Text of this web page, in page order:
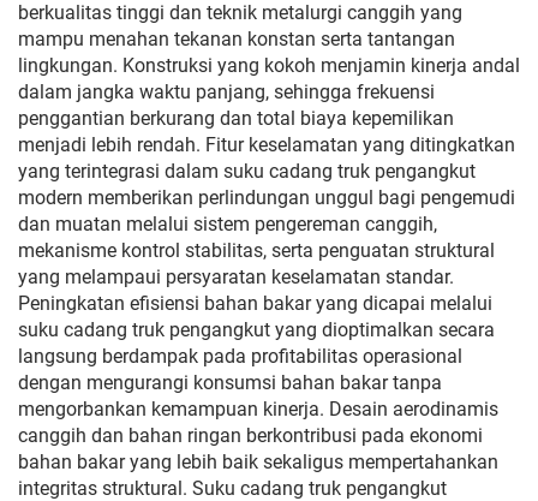
berkualitas tinggi dan teknik metalurgi canggih yang
mampu menahan tekanan konstan serta tantangan
lingkungan. Konstruksi yang kokoh menjamin kinerja andal
dalam jangka waktu panjang, sehingga frekuensi
penggantian berkurang dan total biaya kepemilikan
menjadi lebih rendah. Fitur keselamatan yang ditingkatkan
yang terintegrasi dalam suku cadang truk pengangkut
modern memberikan perlindungan unggul bagi pengemudi
dan muatan melalui sistem pengereman canggih,
mekanisme kontrol stabilitas, serta penguatan struktural
yang melampaui persyaratan keselamatan standar.
Peningkatan efisiensi bahan bakar yang dicapai melalui
suku cadang truk pengangkut yang dioptimalkan secara
langsung berdampak pada profitabilitas operasional
dengan mengurangi konsumsi bahan bakar tanpa
mengorbankan kemampuan kinerja. Desain aerodinamis
canggih dan bahan ringan berkontribusi pada ekonomi
bahan bakar yang lebih baik sekaligus mempertahankan
integritas struktural. Suku cadang truk pengangkut